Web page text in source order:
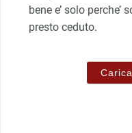
bene e’ solo perche’
presto ceduto.